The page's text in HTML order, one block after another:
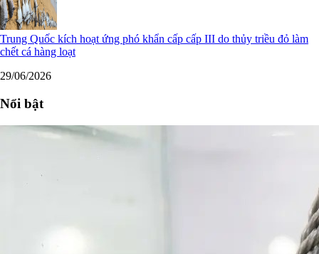
Trung Quốc kích hoạt ứng phó khẩn cấp cấp III do thủy triều đỏ làm
chết cá hàng loạt
29/06/2026
Nổi bật